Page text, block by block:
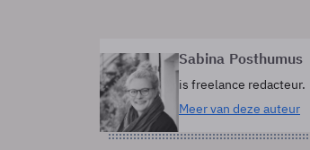
Sabina Posthumus
is freelance redacteur.
Meer van deze auteur